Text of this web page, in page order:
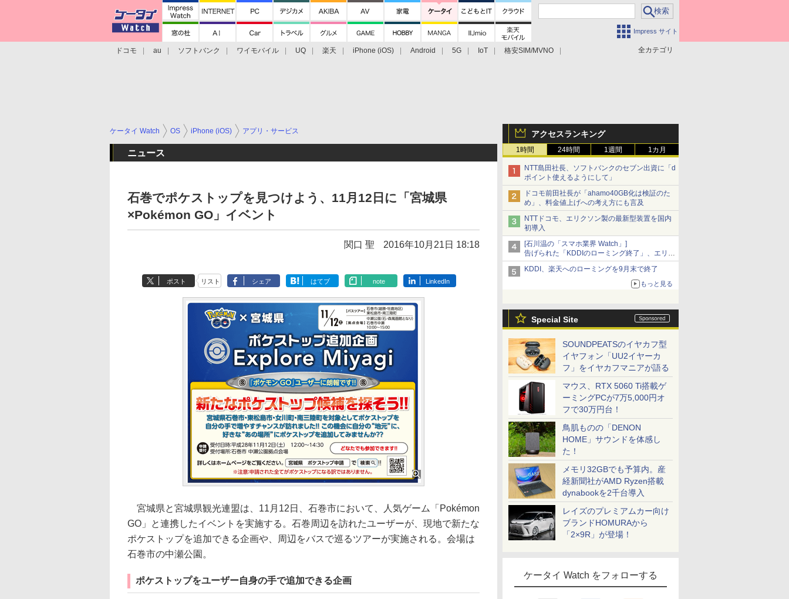
Impress サイト
全カテゴリ
ドコモ au ソフトバンク ワイモバイル UQ 楽天 iPhone (iOS) Android 5G IoT
格安SIM/MVNO
アクセスランキング
1時間 24時間 1週間 1カ月
NTT島田社長、ソフトバンクのセブン出資に「d
ポイント使えるようにして」
ドコモ前田社長が「ahamo40GB化は検証のた
め」、料金値上げへの考え方にも言及
NTTドコモ、エリクソン製の最新型装置を国内
初導入
[石川温の「スマホ業界 Watch」]
告げられた「KDDIのローミング終了」、エリア
マップの落とし穴と楽天モバイルの課題
KDDI、楽天へのローミングを9月末で終了
もっと見る
Special Site
SOUNDPEATSのイヤカフ型
イヤフォン「UU2イヤーカ
フ」をイヤカフマニアが語る
マウス、RTX 5060 Ti搭載ゲ
ーミングPCが7万5,000円オ
フで30万円台！
鳥肌ものの「DENON
HOME」サウンドを体感し
た！
メモリ32GBでも予算内。産
経新聞社がAMD Ryzen搭載
dynabookを2千台導入
レイズのプレミアムカー向け
ブランドHOMURAから
「2×9R」が登場！
ケータイ Watch をフォローする
ケータイ Watch OS iPhone (iOS) アプリ・サービス
ニュース
石巻でポケストップを見つけよう、11月12日に「宮城県
×Pokémon GO」イベント
関口 聖 2016年10月21日 18:18
ポスト リスト シェア はてブ note LinkedIn
宮城県と宮城県観光連盟は、11月12日、石巻市において、人気ゲーム「Pokémon
GO」と連携したイベントを実施する。石巻周辺を訪れたユーザーが、現地で新たな
ポケストップを追加できる企画や、周辺をバスで巡るツアーが実施される。会場は
石巻市の中瀬公園。
ポケストップをユーザー自身の手で追加できる企画